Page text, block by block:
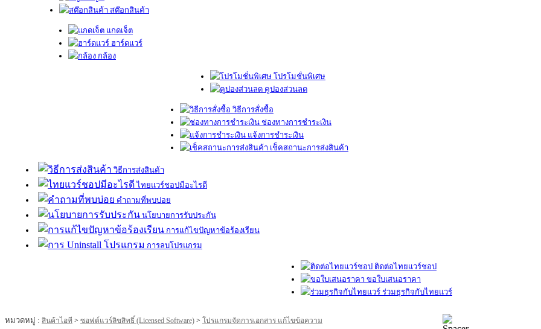
สต๊อกสินค้า
แกดเจ็ต
ฮาร์ดแวร์
กล้อง
โปรโมชั่นพิเศษ
คูปองส่วนลด
วิธีการสั่งซื้อ
ช่องทางการชำระเงิน
แจ้งการชำระเงิน
เช็คสถานะการส่งสินค้า
วิธีการส่งสินค้า
ไทยแวร์ชอปมีอะไรดี
คำถามที่พบบ่อย
นโยบายการรับประกัน
การแก้ไขปัญหาข้อร้องเรียน
การลบโปรแกรม
ติดต่อไทยแวร์ชอป
ขอใบเสนอราคา
ร่วมธุรกิจกับไทยแวร์
หมวดหมู่ : สินค้าไอที > ซอฟต์แวร์ลิขสิทธิ์ (Licensed Software) > โปรแกรมจัดการเอกสาร แก้ไขข้อความ